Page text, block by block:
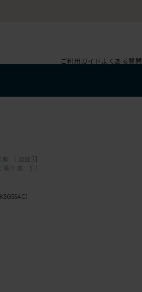
ご利用ガイド よくある質問
5 /
（ 座面回
り 座 : 5 /
）